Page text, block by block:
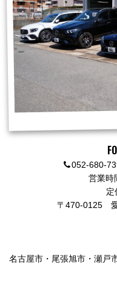
052-680-
営業時
定
〒470-0125
名古屋市 ・ 尾張旭市 ・ 瀬戸